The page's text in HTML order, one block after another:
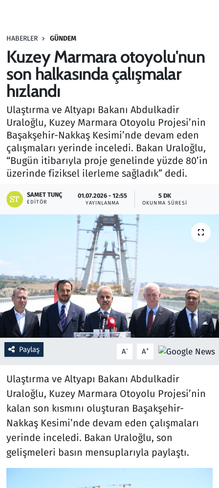
HABERLER GÜNDEM
Kuzey Marmara otoyolu'nun
son halkasında çalışmalar
hızlandı
Ulaştırma ve Altyapı Bakanı Abdulkadir
Uraloğlu, Kuzey Marmara Otoyolu Projesi’nin
Başakşehir-Nakkaş Kesimi’nde devam eden
çalışmaları yerinde inceledi. Bakan Uraloğlu,
“Bugün itibarıyla proje genelinde yüzde 80’in
üzerinde fiziksel ilerleme sağladık” dedi.
SAMET TUNÇ
EDITÖR
01.07.2026 - 12:55
YAYINLANMA
5 DK
OKUNMA SÜRESI
Paylaş A- A+
Ulaştırma ve Altyapı Bakanı Abdulkadir
Uraloğlu, Kuzey Marmara Otoyolu Projesi’nin
kalan son kısmını oluşturan Başakşehir-
Nakkaş Kesimi’nde devam eden çalışmaları
yerinde inceledi. Bakan Uraloğlu, son
gelişmeleri basın mensuplarıyla paylaştı.
Haber
Kültür Sanat
Kurumsal Haberler
Lezzet Durağı
Memur ve Kamu
Otomobil
Oyun
Ramazan
Rüya Tabirleri
Sağlık
Savunma Sanayi
Seçim 2023
Teknoloji ve Bilim
Televizyon